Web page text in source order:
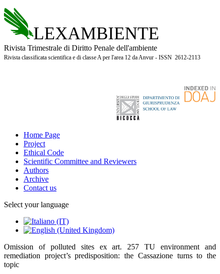
LEXAMBIENTE
Rivista Trimestrale di Diritto Penale dell'ambiente
Rivista classificata scientifica e di classe A per l'area 12 da Anvur - ISSN 2612-2113
Home Page
Project
Ethical Code
Scientific Committee and Reviewers
Authors
Archive
Contact us
Select your language
Omission of polluted sites ex art. 257 TU environment and
remediation project’s predisposition: the Cassazione turns to the
topic